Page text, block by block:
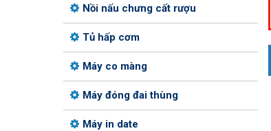
Nồi nấu chưng cất rượu
Tủ hấp cơm
Máy co màng
Máy đóng đai thùng
Máy in date